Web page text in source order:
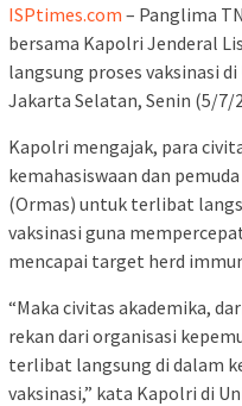
ISPtimes.com – Panglima
bersama Kapolri Jenderal
langsung proses vaksinasi
Jakarta Selatan, Senin (5/7/
Kapolri mengajak, para
kemahasiswaan dan
(Ormas) untuk terlibat
vaksinasi guna
mencapai target herd
“Maka civitas akademika,
rekan dari organisasi
terlibat langsung di dalam
vaksinasi,” kata Kapolri di